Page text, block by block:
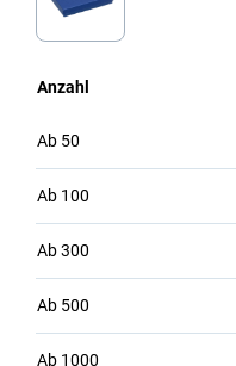
Anzahl
Ab 50
Ab 100
Ab300
Ab 500
Ab 1000